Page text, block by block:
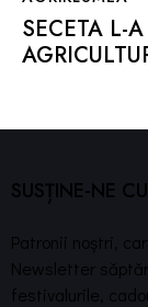
SECETA L-
SUSȚINE-NE
Patronii noștri,
Newsletter
festivalurile,